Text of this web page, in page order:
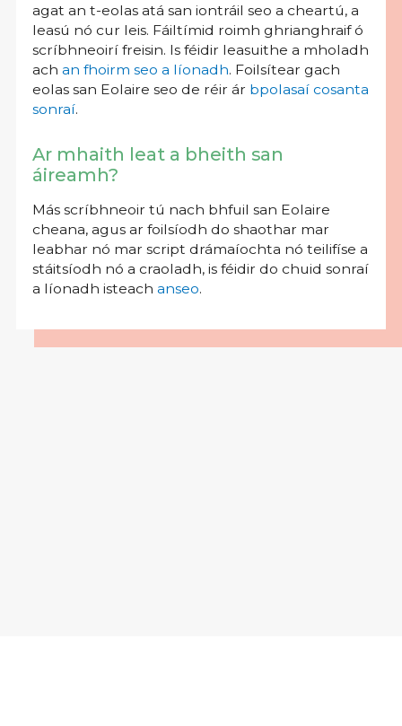
agat an t-eolas atá san iontráil seo a cheartú, a
leasú nó cur leis. Fáiltímid roimh ghrianghraif ó
scríbhneoirí freisin. Is féidir leasuithe a mholadh
ach an fhoirm seo a líonadh. Foilsítear gach
eolas san Eolaire seo de réir ár bpolasaí cosanta
sonraí.
Ar mhaith leat a bheith san
áireamh?
Más scríbhneoir tú nach bhfuil san Eolaire
cheana, agus ar foilsíodh do shaothar mar
leabhar nó mar script drámaíochta nó teilifíse a
stáitsíodh nó a craoladh, is féidir do chuid sonraí
a líonadh isteach anseo.